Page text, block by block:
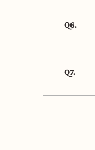
Q6.
Q7.